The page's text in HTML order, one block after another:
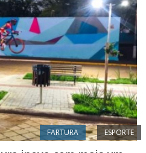
FARTURA ESPORTE